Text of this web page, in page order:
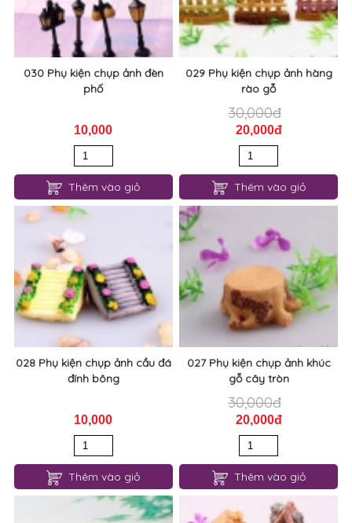
030 Phụ kiện chụp ảnh đèn
phố
10,000
Thêm vào giỏ
029 Phụ kiện chụp ảnh hàng
rào gỗ
30,000đ
20,000đ
Thêm vào giỏ
028 Phụ kiện chụp ảnh cầu đá
đính bông
10,000
Thêm vào giỏ
027 Phụ kiện chụp ảnh khúc
gỗ cây tròn
30,000đ
20,000đ
Thêm vào giỏ